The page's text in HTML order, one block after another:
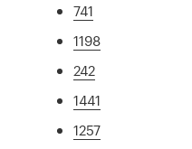
741
1198
242
1441
1257